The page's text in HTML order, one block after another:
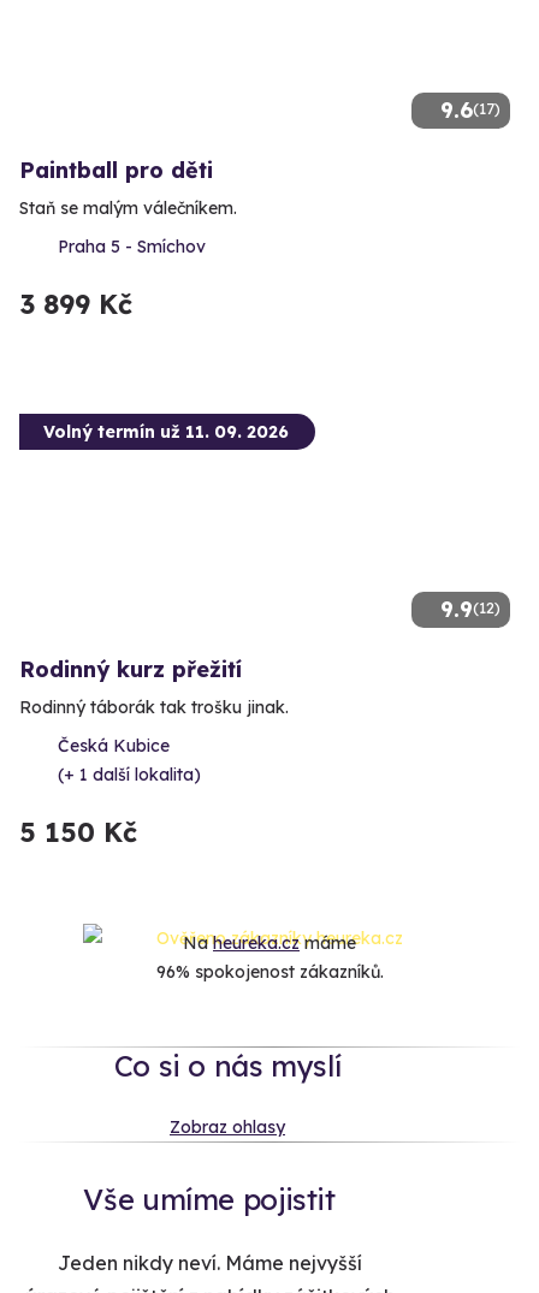
9.6(17)
Paintball pro děti
Staň se malým válečníkem.
Praha 5 - Smíchov
3 899 Kč
9.9(12)
Volný termín už 11. 09. 2026
Rodinný kurz přežití
Rodinný táborák tak trošku jinak.
Česká Kubice
(+ 1 další lokalita)
5 150 Kč
Naheureka.czmáme
96% spokojenost zákazníků.
Co si o nás myslí
Zobraz ohlasy
Vše umíme pojistit
Jeden nikdy neví. Máme nejvyšší